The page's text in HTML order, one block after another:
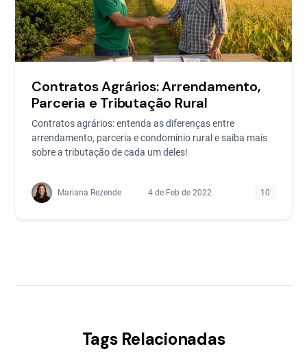
Contratos Agrários: Arrendamento,
Parceria e Tributação Rural
Contratos agrários: entenda as diferenças entre
arrendamento, parceria e condomínio rural e saiba mais
sobre a tributação de cada um deles!
Mariana Rezende 4 de Feb de 2022 10
Tags Relacionadas